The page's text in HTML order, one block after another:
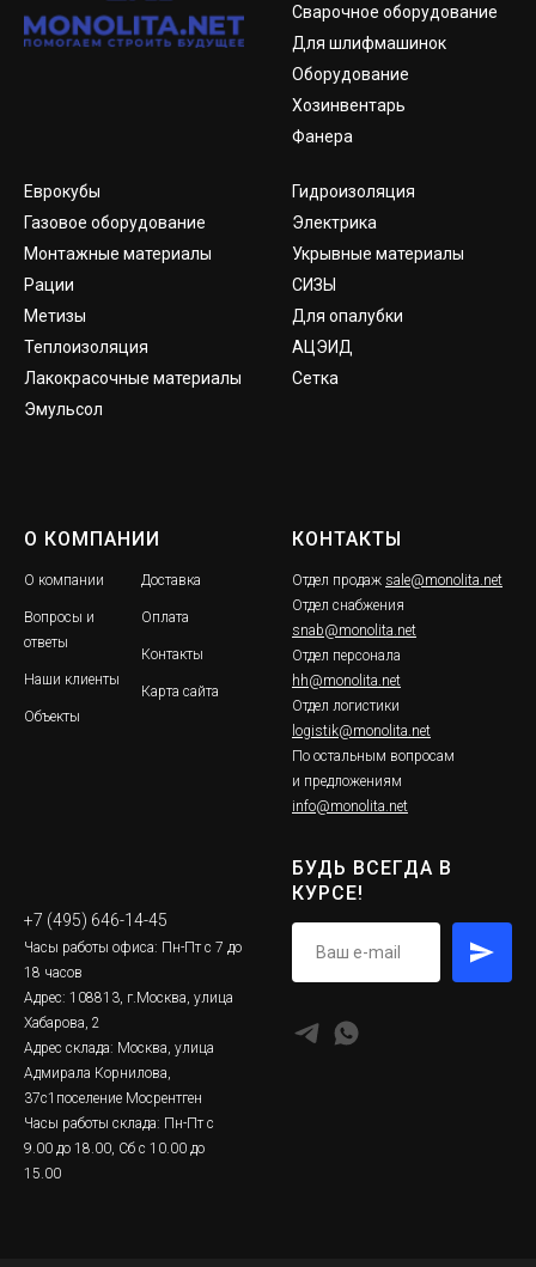
Сварочное оборудование
Для шлифмашинок
Оборудование
Хозинвентарь
Фанера
Еврокубы
Газовое оборудование
Монтажные материалы
Рации
Метизы
Теплоизоляция
Лакокрасочные материалы
Эмульсол
Гидроизоляция
Электрика
Укрывные материалы
СИЗЫ
Для опалубки
АЦЭИД
Сетка
О КОМПАНИИ
О компании
Вопросы и
ответы
Наши клиенты
Объекты
Доставка
Оплата
Контакты
Карта сайта
КОНТАКТЫ
Отдел продаж sale@monolita.net
Отдел снабжения
snab@monolita.net
Отдел персонала
hh@monolita.net
Отдел логистики
logistik@monolita.net
По остальным вопросам
и предложениям
info@monolita.net
+7 (495) 646-14-45
Часы работы офиса: Пн-Пт с 7 до
18 часов
Адрес: 108813, г.Москва, улица
Хабарова, 2
Адрес склада: Москва, улица
Адмирала Корнилова,
37с1поселение Мосрентген
Часы работы склада: Пн-Пт с
9.00 до 18.00, Сб с 10.00 до
15.00
БУДЬ ВСЕГДА В
КУРСЕ!